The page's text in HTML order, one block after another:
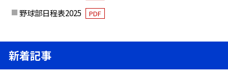
野球部日程表2025
PDF
新着記事